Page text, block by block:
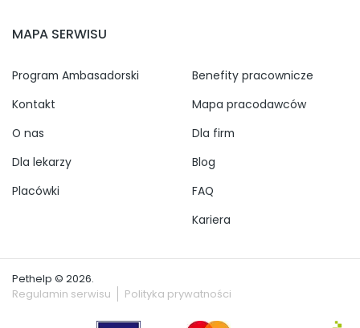
MAPA SERWISU
Program Ambasadorski
Kontakt
O nas
Dla lekarzy
Placówki
Benefity pracownicze
Mapa pracodawców
Dla firm
Blog
FAQ
Kariera
Pethelp © 2026.
Regulamin serwisu
Polityka prywatności